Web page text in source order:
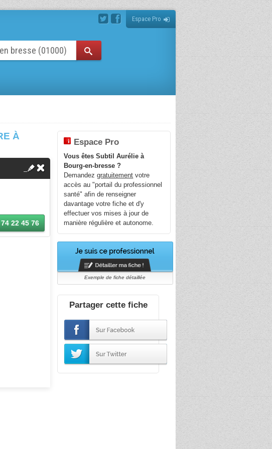
Espace Pro
À
22 45 76
Espace Pro
Vous êtes Subtil Aurélie à
Bourg-en-bresse ?
Demandezgratuitement votre
accès au "portail du professionnel
santé" afin de renseigner
davantage votre fiche et d'y
effectuer vos mises à jour de
manière régulière et autonome.
Exemple de fiche détaillée
Partager cette fiche